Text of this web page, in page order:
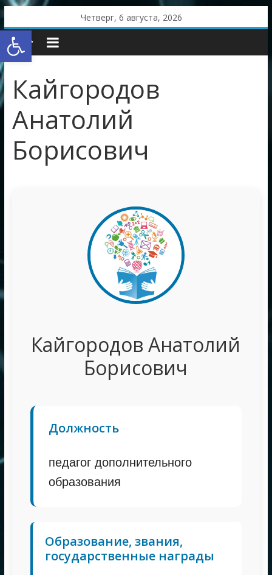
Открыть панель инструментов
Skip
to
content
Четверг, 6 августа, 2026
Кайгородов
Анатолий
Борисович
Кайгородов Анатолий
Борисович
Должность
педагог дополнительного
образования
Образование, звания,
государственные награды